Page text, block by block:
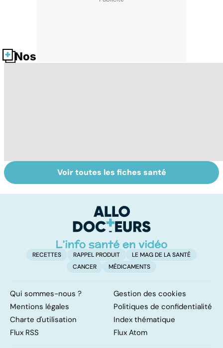
Nos fiches santé
Tout savoir sur
les infections
Covid-19 : tout
savoir sur la
Voir toutes les fiches santé
RECETTES RAPPEL PRODUIT
LE MAG DE LA SANTÉ
CANCER
MÉDICAMENTS
Qui sommes-nous ?
Gestion des cookies
Mentions légales
Politiques de confidentialité
Charte d'utilisation
Index thématique
Flux RSS
Flux Atom